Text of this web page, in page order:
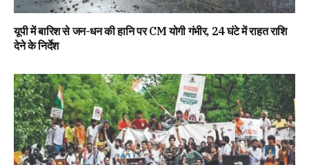
यूपी में बारिश से जन-धन की हानि पर CM योगी गंभीर, 24 घंटे में राहत राशि
देने के निर्देश